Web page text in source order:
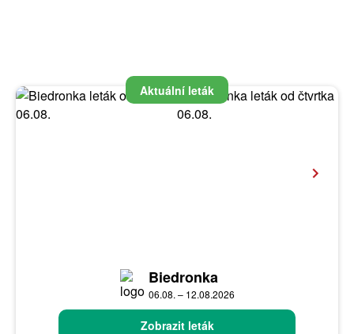
Aktuální leták
Biedronka
06.08. – 12.08.2026
Zobrazit leták